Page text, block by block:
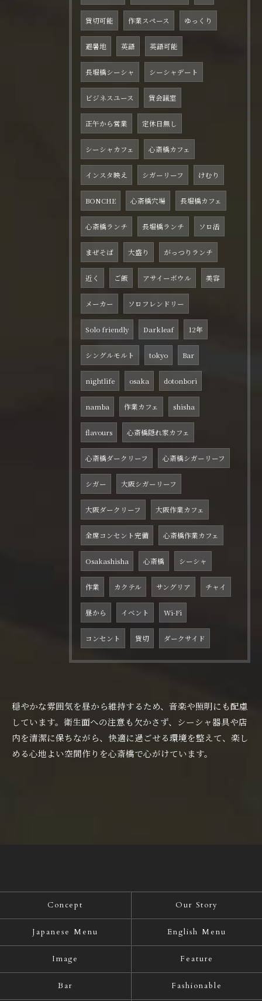
貸切可能 作業スペース ゆっくり
避暑地 英語 英語可能
長堀橋シーシャ シーシャデート
ビジネスユース 貸会議室
正午から営業 定休日無し
シーシャカフェ 心斎橋カフェ
インスタ映え シガーリーフ けむり
BONCHE 心斎橋穴場 長堀橋カフェ
心斎橋ランチ 長堀橋ランチ ソロ活
まぜそば 大盛り がっつりランチ
近く ご飯 アサイーボウル 美容
メーカー ソロフレンドリー
Solo friendly Darkleaf 12年
シングルモルト tokyo Bar
nightlife osaka dotonbori
namba 作業カフェ shisha
flavours 心斎橋隠れ家カフェ
心斎橋ダークリーフ 心斎橋シガーリーフ
シガー 大阪シガーリーフ
大阪ダークリーフ 大阪作業カフェ
全席コンセント完備 心斎橋作業カフェ
Osakashisha 心斎橋 シーシャ
作業 カクテル サングリア チャイ
昼から イベント Wi-Fi
コンセント 貸切 ダークサイド
穏やかな雰囲気を昼から維持するため、音楽や照明にも配慮
しています。衛生面への注意も欠かさず、シーシャ器具や店
内を清潔に保ちながら、快適に過ごせる環境を整えて、楽し
める心地よい空間作りを心斎橋で心がけています。
Concept Our Story
Japanese Menu English Menu
Image Feature
Bar Fashionable